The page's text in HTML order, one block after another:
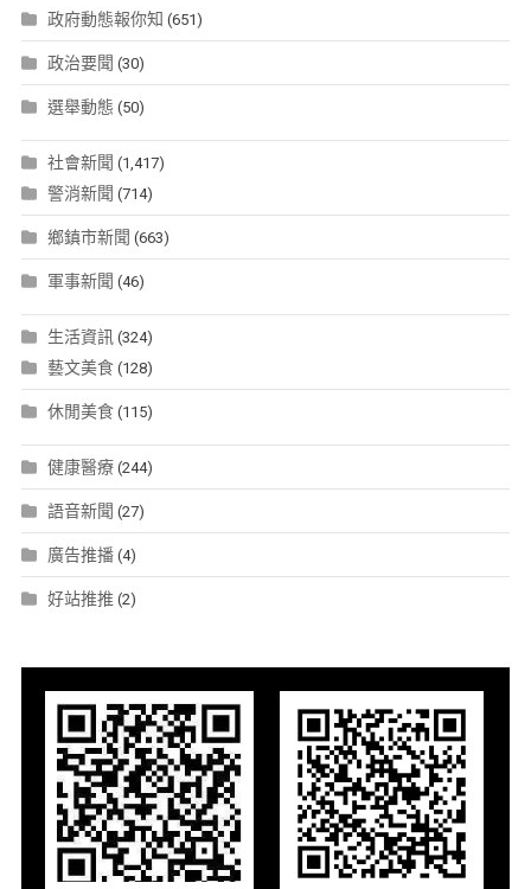
政府動態報你知 (651)
政治要聞 (30)
選舉動態 (50)
社會新聞 (1,417)
警消新聞 (714)
鄉鎮市新聞 (663)
軍事新聞 (46)
生活資訊(324)
藝文美食(128)
休閒美食(115)
健康醫療(244)
語音新聞 (27)
廣告推播(4)
好站推推 (2)